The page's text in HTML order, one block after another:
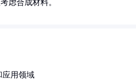
虑合成材料。
应用领域